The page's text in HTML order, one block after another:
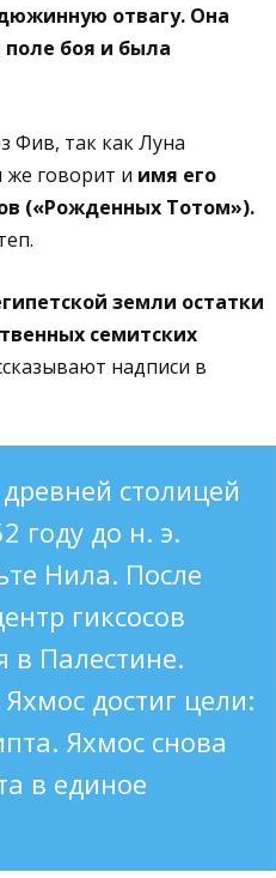
отвагу. Она
боя и была
Фив, так как Луна
говорит и имя его
(«Рожденных Тотом»).
земли остатки
семитских
надписи в
столицей
году до н. э.
Нила. После
гиксосов
в Палестине.
достиг цели:
Яхмос снова
в единое